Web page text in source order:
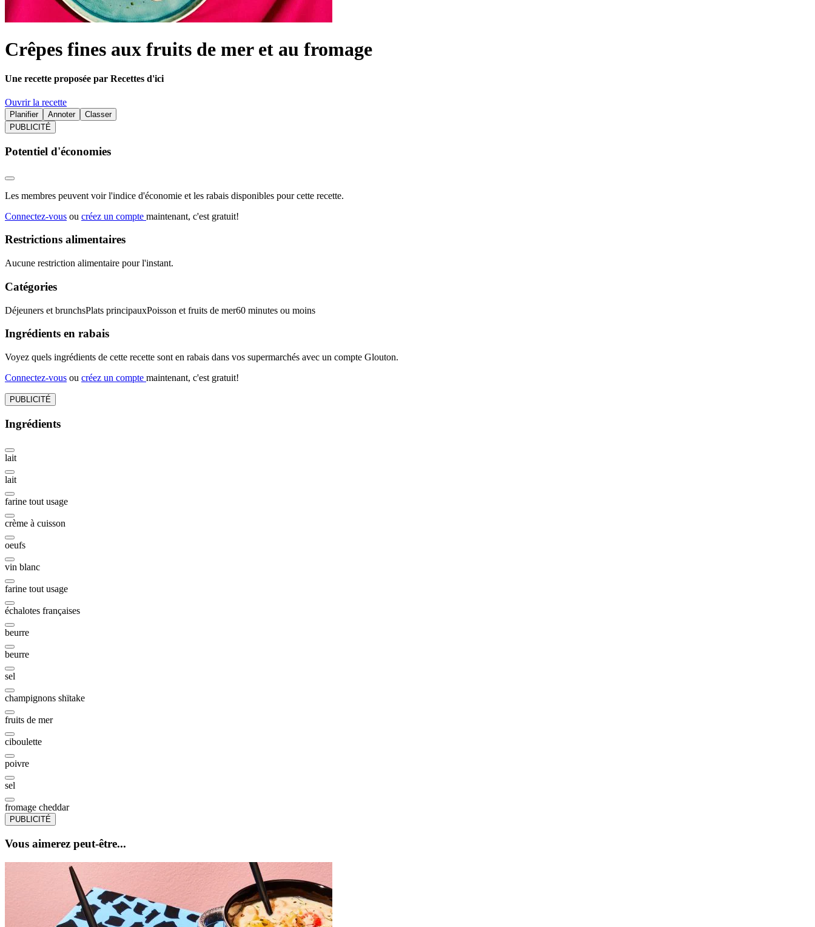
Crêpes fines aux fruits de mer et au fromage
Une recette proposée par Recettes d'ici
Ouvrir la recette
Planifier Annoter
Classer
PUBLICITÉ
Potentiel d'économies
Les membres peuvent voir l'indice d'économie et les rabais disponibles pour cette recette.
Connectez-vous ou créez un compte maintenant, c'est gratuit!
Restrictions alimentaires
Aucune restriction alimentaire pour l'instant.
Catégories
Déjeuners et brunchsPlats principauxPoisson et fruits de mer60 minutes ou moins
Ingrédients en rabais
Voyez quels ingrédients de cette recette sont en rabais dans vos supermarchés avec un compte Glouton.
Connectez-vous ou créez un compte maintenant, c'est gratuit!
PUBLICITÉ
Ingrédients
lait
lait
farine tout usage
crème à cuisson
oeufs
vin blanc
farine tout usage
échalotes françaises
beurre
beurre
sel
champignons shïtake
fruits de mer
ciboulette
poivre
sel
fromage cheddar
PUBLICITÉ
Vous aimerez peut-être...